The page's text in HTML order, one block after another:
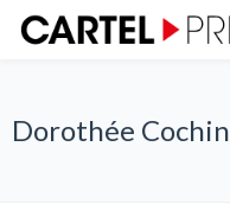
Dorothée Cochin